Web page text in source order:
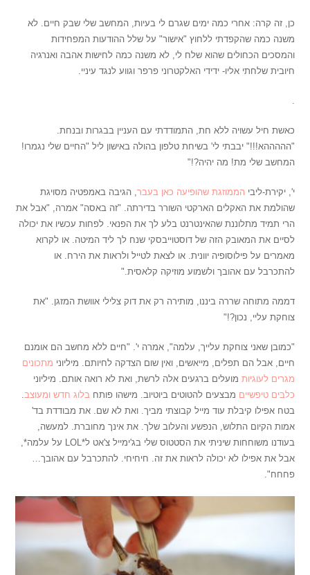
כן, זה קרה: אחרי כמה ימים שגרם לי בעיות, המחשב שלי שבק חיים. לא
משנה כמה שהקפדתי ללחוץ "אישור" על שלל ההודעות המפחידות
והמסכים הכחולים שהוא שלח לי, לא משנה כמה לחישות אהבה ואנרגיה
חיובית שלחתי אליו- ידידי האלקטרוני פרפר וגווע לנגד עיניי.
.
כאשת חיל עשויה ללא חת, התמודדתי עם העניין בבגרות ובנחת.
"הההההא!!!" יבבתי לי' בשיחת טלפון בהולה באישון ליל "החיים שלי נגמרו!
המחשב שלי מת! מה יהיה?!"
י', יקירת-ליביהממוזגת שהופיעה כאן בעבר, הגיבה באמפטיה מסויגת
שהולמת את האקלים הארקטי השורר בדירתה. "זה באסה" אמרה, "אבל את
הרי תמיד מתלוננת שהאינטרנט בלע לך את הפנאי. לפחות עכשיו את יכולה
לסיים את המאובק הזה של דוסטוייבסקי שנח לך ליד המיטה. או לקרוא
מאמרים על פילוסופיה יוונית. או לצאת לטייל ולראות את הירח. או
להתכרבל עם אהובך ולשמוע מוזיקה קלאסית."
דממה מתוחה שררה ביננו, מותירה רק את דוק צלילי אוושת המזגן. "את
צוחקת עליי, נכון?!"
"כמובן שאני צוחקת עלייך, עלמה", אמרה י'. "חיים ללא מחשב הם אומנם
חיים, אבל הם תפלים, מייאשים, ואין שום הצדקה לחיותם. מיליוני מתכונים
מגרים לעוגיות מועלים ברגעים אלה לרשת, ואת לא רואה אותם. מיליוני
כלבים טיפשיים מבצעים להטוטים ביוטיוב. מישהו פותחבלוג חדש ומעוצב.
בטח אפילו קיבלת עוד מייל קבוצתי מביך. ואת לא שם. את מבודדת בד'
אמות הקיום התלוש, הנפשע והעלוב שלך. את אינך מחוברת. למעשה,
בעודנו משוחחות שיניתי את הסטטוס שלי בג'ימייל צ'אט ל*LOL על עלמה*,
אבל את אפילו לא יכולה לראות את זה. חיחיחי. להתכרבל עם אהובך…
פחחח".